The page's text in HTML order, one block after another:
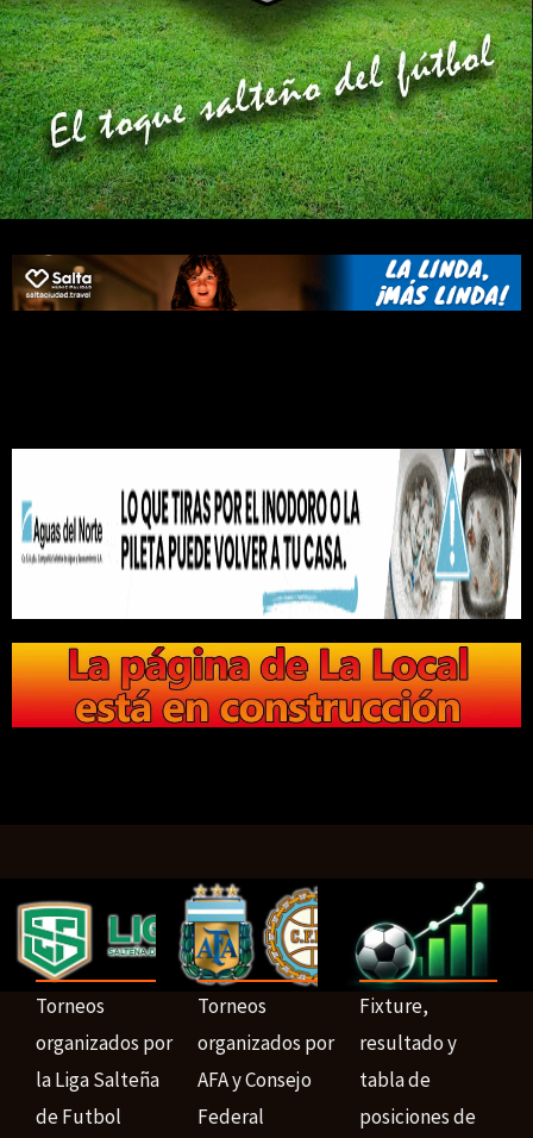
Torneos
organizados por
la Liga Salteña
de Futbol
Torneos
organizados por
AFA y Consejo
Federal
Fixture,
resultado y
tabla de
posiciones de